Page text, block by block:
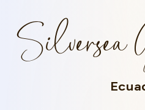
Silversea